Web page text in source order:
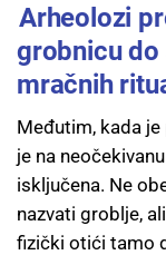
Arheolozi
grobnicu do
mračnih
Međutim, kada
je na
isključena. Ne
nazvati groblje,
fizički otići tamo